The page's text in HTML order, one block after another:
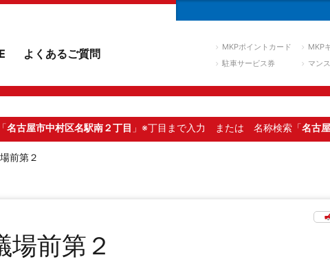
よくあるご質問 MKPポイントカード
MKP
駐車サービス券
マン
名古屋市中村区名駅南２丁目 」※丁目まで入力 または 名称検索「名古
前第２
場前第２